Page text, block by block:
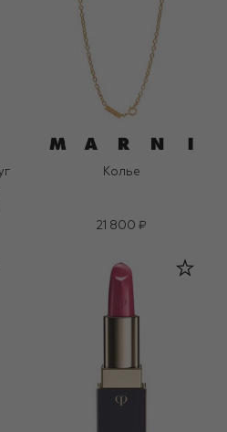
Колье
21 800 ₽